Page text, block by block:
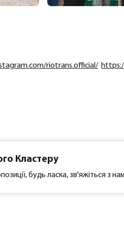
riotrans.official/
Кластеру
будь ласка, зв'яжіться з